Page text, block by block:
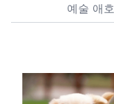
예술 애